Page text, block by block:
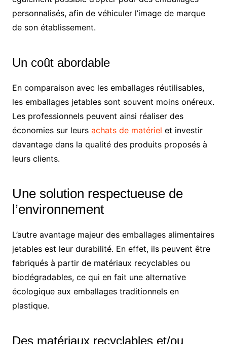
personnalisés, afin de véhiculer l’image de marque
de son établissement.
Un coût abordable
En comparaison avec les emballages réutilisables,
les emballages jetables sont souvent moins onéreux.
Les professionnels peuvent ainsi réaliser des
économies sur leurs achats de matériel et investir
davantage dans la qualité des produits proposés à
leurs clients.
Une solution respectueuse de
l’environnement
L’autre avantage majeur des emballages alimentaires
jetables est leur durabilité. En effet, ils peuvent être
fabriqués à partir de matériaux recyclables ou
biodégradables, ce qui en fait une alternative
écologique aux emballages traditionnels en
plastique.
Des matériaux recyclables et/ou